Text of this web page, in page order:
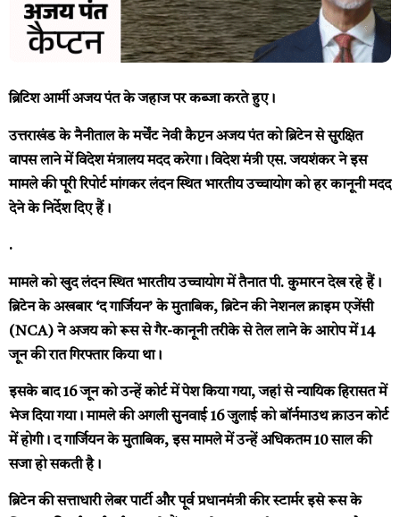
ब्रिटिश आर्मी अजय पंत के जहाज पर कब्जा करते हुए।
उत्तराखंड के नैनीताल के मर्चेंट नेवी कैप्टन अजय पंत को ब्रिटेन से सुरक्षित
वापस लाने में विदेश मंत्रालय मदद करेगा। विदेश मंत्री एस. जयशंकर ने इस
मामले की पूरी रिपोर्ट मांगकर लंदन स्थित भारतीय उच्चायोग को हर कानूनी मदद
देने के निर्देश दिए हैं।
.
मामले को खुद लंदन स्थित भारतीय उच्चायोग में तैनात पी. कुमारन देख रहे हैं।
ब्रिटेन के अखबार ‘द गार्जियन’ के मुताबिक, ब्रिटेन की नेशनल क्राइम एजेंसी
(NCA) ने अजय को रूस से गैर-कानूनी तरीके से तेल लाने के आरोप में 14
जून की रात गिरफ्तार किया था।
इसके बाद 16 जून को उन्हें कोर्ट में पेश किया गया, जहां से न्यायिक हिरासत में
भेज दिया गया। मामले की अगली सुनवाई 16 जुलाई को बॉर्नमाउथ क्राउन कोर्ट
में होगी। द गार्जियन के मुताबिक, इस मामले में उन्हें अधिकतम 10 साल की
सजा हो सकती है।
ब्रिटेन की सत्ताधारी लेबर पार्टी और पूर्व प्रधानमंत्री कीर स्टार्मर इसे रूस के